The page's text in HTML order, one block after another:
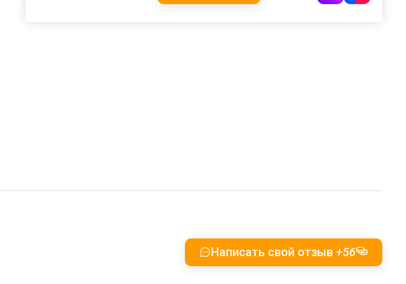
Написать свой отзыв +56